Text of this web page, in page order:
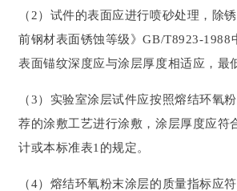
（2）试件的表面应进行喷砂处理，除
前钢材表面锈蚀等级》GB/T8923-1988
表面锚纹深度应与涂层厚度相适应，最
（3）实验室涂层试件应按照熔结环氧
荐的涂敷工艺进行涂敷，涂层厚度应符
计或本标准表1的规定。
（4）熔结环氧粉末涂层的质量指标应